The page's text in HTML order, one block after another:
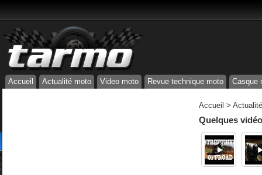
Accueil Actualité moto Video moto Revue technique moto Casque
Accueil >
Quelques